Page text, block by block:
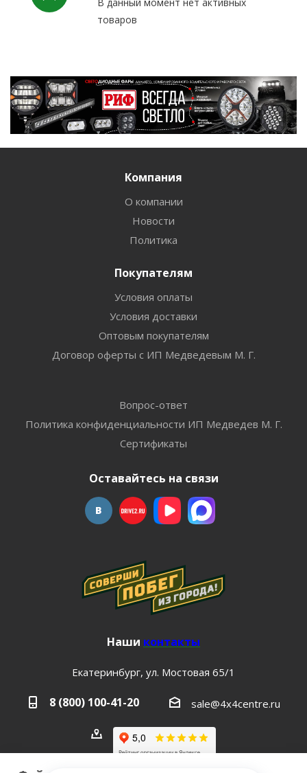
товаров
Компания
О компании
Новости
Политика
Покупателям
Условия оплаты
Условия доставки
Оптовым покупателям
Договор оферты с ИП Медведевым М. Г.
Вопрос-ответ
Политика конфиденциальности ИП Медведев М. Г.
Сертификаты
Оставайтесь на связи
Наши контакты
Екатеринбург, ул. Мостовая 65/1
8 (800) 100-41-20 sale@4x4centre.ru